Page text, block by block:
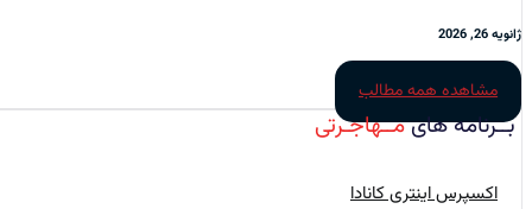
ژانویه 26, 2026
مشاهده همه مطالب
بــرنامه‌ هایمــهاجـرتی
اکسپرس اینتری کانادا